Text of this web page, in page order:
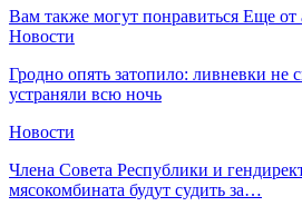
Вам также могут понравиться Еще от
Новости
Гродно опять затопило: ливневки не
устраняли всю ночь
Новости
Члена Совета Республики и
мясокомбината будут судить за…